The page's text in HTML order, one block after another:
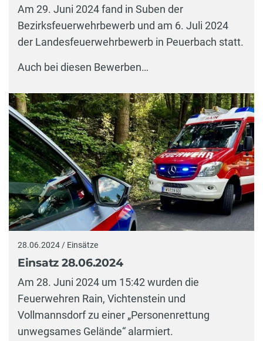
Am 29. Juni 2024 fand in Suben der
Bezirksfeuerwehrbewerb und am 6. Juli 2024
der Landesfeuerwehrbewerb in Peuerbach statt.
Auch bei diesen Bewerben…
28.06.2024 / Einsätze
Einsatz 28.06.2024
Am 28. Juni 2024 um 15:42 wurden die
Feuerwehren Rain, Vichtenstein und
Vollmannsdorf zu einer „Personenrettung
unwegsames Gelände“ alarmiert.